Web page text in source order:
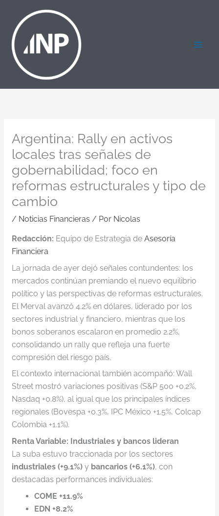
contenido
Argentina: Rally en activos
locales tras señales de
gobernabilidad; foco en
reformas estructurales y tipo de
cambio
/ Noticias Financieras / Por Nicolas
Redacción: Equipo de Estrategia de Asesoría
Financiera
La jornada de ayer dejó señales contundentes: los
mercados continúan premiando el nuevo equilibrio
político y las perspectivas de reformas estructurales.
El Merval avanzó 4.2% en dólares, liderado por los
sectores industrial y financiero, mientras que los
bonos soberanos escalaron en promedio 2.2%,
consolidando un rally que refleja una fuerte
compresión del riesgo país.
El contexto internacional también acompañó: Wall
Street mostró variaciones positivas (S&P 500 +0.2%,
Nasdaq +0.8%), al igual que los principales índices
regionales (Bovespa +0.3%, IPC México +1.5%, Colcap
Colombia +1.1%).
Renta Variable: Industriales y bancos lideran
La suba estuvo traccionada por los sectores
industriales (+9.1%)y bancarios (+6.1%), con
destacadas performances individuales:
COME +11.9%
EDN +8.2%